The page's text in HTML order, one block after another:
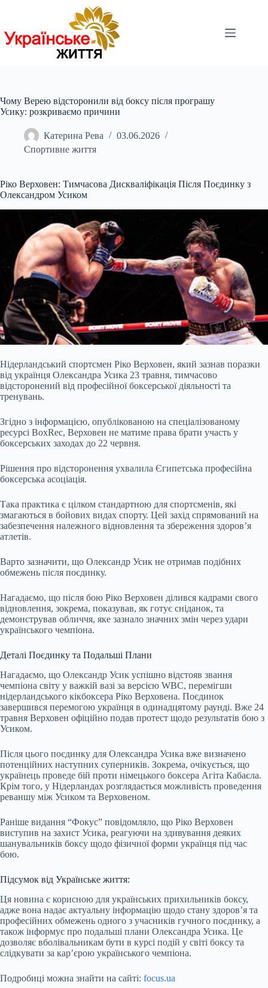
Чому Верею відсторонили від боксу після програшу
Усику: розкриваємо причини
Катерина Рева
03.06.2026
Спортивне життя
Ріко Верховен: Тимчасова Дискваліфікація Після Поєдинку з
Олександром Усиком
Нідерландський спортсмен Ріко Верховен, який зазнав поразки
від українця Олександра Усика 23 травня, тимчасово
відсторонений від професійної боксерської діяльності та
тренувань.
Згідно з інформацією, опублікованою на спеціалізованому
ресурсі BoxRec, Верховен не матиме права брати участь у
боксерських заходах до 22 червня.
Рішення про відсторонення ухвалила Єгипетська професійна
боксерська асоціація.
Така практика є цілком стандартною для спортсменів, які
змагаються в бойових видах спорту. Цей захід спрямований на
забезпечення належного відновлення та збереження здоров’я
атлетів.
Варто зазначити, що Олександр Усик не отримав подібних
обмежень після поєдинку.
Нагадаємо, що після бою Ріко Верховен ділився кадрами свого
відновлення, зокрема, показував, як готує сніданок, та
демонстрував обличчя, яке зазнало значних змін через удари
українського чемпіона.
Деталі Поєдинку та Подальші Плани
Нагадаємо, що Олександр Усик успішно відстояв звання
чемпіона світу у важкій вазі за версією WBC, перемігши
нідерландського кікбоксера Ріко Верховена. Поєдинок
завершився перемогою українця в одинадцятому раунді. Вже 24
травня Верховен офіційно подав протест щодо результатів бою з
Усиком.
Після цього поєдинку для Олександра Усика вже визначено
потенційних наступних суперників. Зокрема, очікується, що
українець проведе бій проти німецького боксера Агіта Кабаєла.
Крім того, у Нідерландах розглядається можливість проведення
реваншу між Усиком та Верховеном.
Раніше видання “Фокус” повідомляло, що Ріко Верховен
виступив на захист Усика, реагуючи на здивування деяких
шанувальників боксу щодо фізичної форми українця під час
бою.
Підсумок від Українське життя:
Ця новина є корисною для українських прихильників боксу,
адже вона надає актуальну інформацію щодо стану здоров’я та
професійних обмежень одного з учасників гучного поєдинку, а
також інформує про подальші плани Олександра Усика. Це
дозволяє вболівальникам бути в курсі подій у світі боксу та
слідкувати за кар’єрою українського чемпіона.
Подробиці можна знайти на сайті: focus.ua